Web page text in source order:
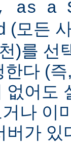
as a
(모든
)를 선
다 (
없어도
나 이
버가